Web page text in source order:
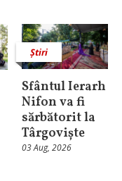
Știri
Sfântul Ierarh
Nifon va fi
sărbătorit la
Târgoviște
03 Aug, 2026